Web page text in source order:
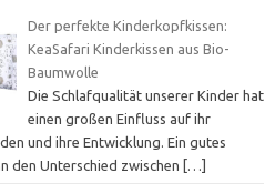
Der perfekte Kinderkopfkissen:
KeaSafari Kinderkissen aus Bio-
Baumwolle
Die Schlafqualität unserer Kinder hat
einen großen Einfluss auf ihr
und ihre Entwicklung. Ein gutes
den Unterschied zwischen
[…]